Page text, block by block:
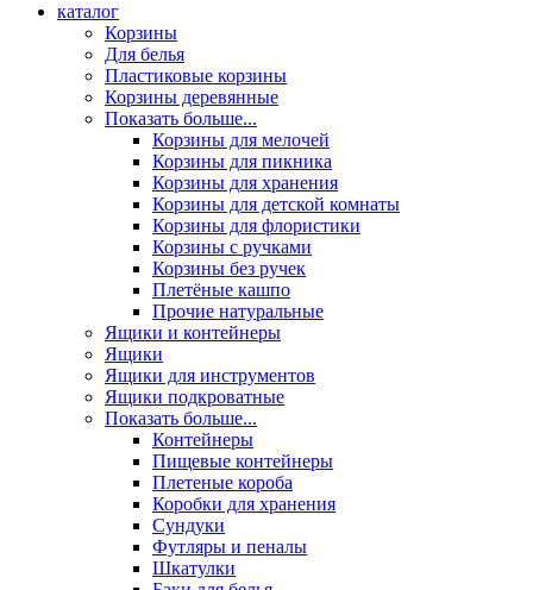
каталог
Корзины
Для белья
Пластиковые корзины
Корзины деревянные
Показать больше...
Корзины для мелочей
Корзины для пикника
Корзины для хранения
Корзины для детской комнаты
Корзины для флористики
Корзины с ручками
Корзины без ручек
Плетёные кашпо
Прочие натуральные
Ящики и контейнеры
Ящики
Ящики для инструментов
Ящики подкроватные
Показать больше...
Контейнеры
Пищевые контейнеры
Плетеные короба
Коробки для хранения
Сундуки
Футляры и пеналы
Шкатулки